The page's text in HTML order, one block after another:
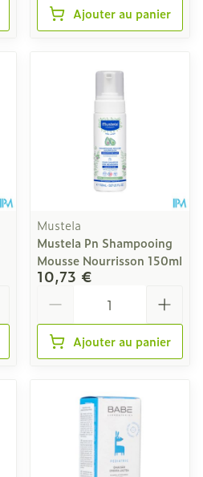
Ajouter au panier
Mustela
Mustela Pn Shampooing
Mousse Nourrisson 150ml
10,73 €
Ajouter au panier